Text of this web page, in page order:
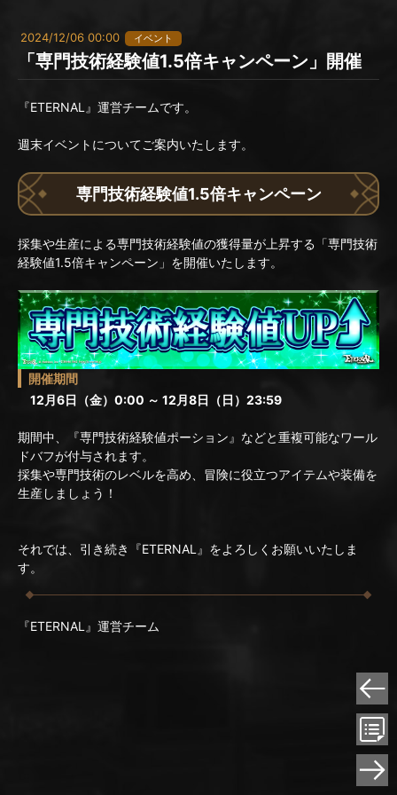
2024/12/06 00:00 イベント
「専門技術経験値1.5倍キャンペーン」開催
『ETERNAL』運営チームです。
週末イベントについてご案内いたします。
専門技術経験値1.5倍キャンペーン
採集や生産による専門技術経験値の獲得量が上昇する「専門技術
経験値1.5倍キャンペーン」を開催いたします。
開催期間
12月6日（金）0:00 ～ 12月8日（日）23:59
期間中、『専門技術経験値ポーション』などと重複可能なワール
ドバフが付与されます。
採集や専門技術のレベルを高め、冒険に役立つアイテムや装備を
生産しましょう！
それでは、引き続き『ETERNAL』をよろしくお願いいたしま
す。
『ETERNAL』運営チーム